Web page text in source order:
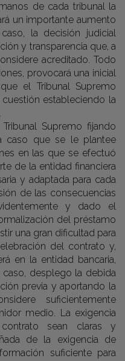
de cada tribunal la
un importante aumento
la decisión judicial
y transparencia que, a
acreditado. Todo
provocará una inicial
el Tribunal Supremo
estableciendo la
Supremo fijando
caso que se le plantee
en las que se efectuó
de la entidad financiera
y adaptada para cada
de las consecuencias
y dado el
del préstamo
una gran dificultad para
del contrato y,
en la entidad bancaria,
desplego la debida
previa y aportando la
suficientemente
medio. La exigencia
sean claras y
de la exigencia de
suficiente para